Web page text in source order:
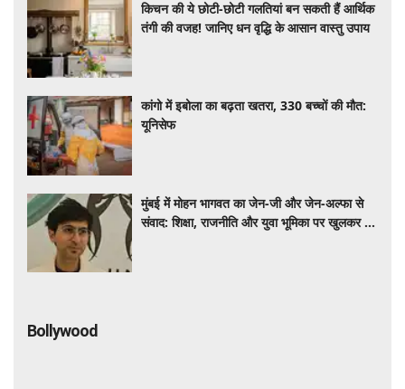
किचन की ये छोटी-छोटी गलतियां बन सकती हैं आर्थिक
तंगी की वजह! जानिए धन वृद्धि के आसान वास्तु उपाय
कांगो में इबोला का बढ़ता खतरा, 330 बच्चों की मौत:
यूनिसेफ
मुंबई में मोहन भागवत का जेन-जी और जेन-अल्फा से
संवाद: शिक्षा, राजनीति और युवा भूमिका पर खुलकर हुई
Bollywood